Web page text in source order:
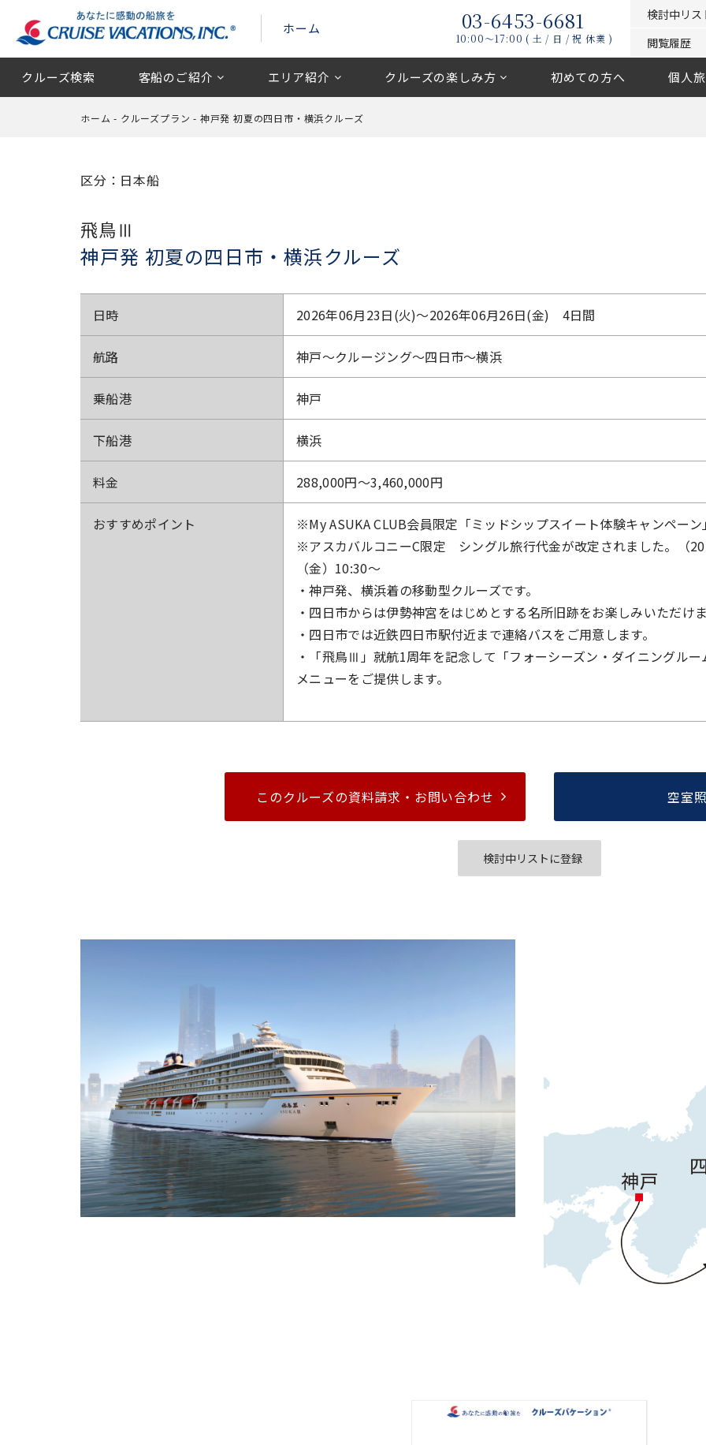
ホーム 03-6453-6681
10:00〜17:00 ( 土 / 日 / 祝 休業 )
検討中リス
閲覧履歴
クルーズ検索 客船のご紹介 エリア紹介 クルーズの楽しみ方 初めての方へ 個人
ホーム - クルーズプラン - 神戸発 初夏の四日市・横浜クルーズ
区分：日本船
飛鳥Ⅲ
神戸発 初夏の四日市・横浜クルーズ
日時 2026年06月23日(火)〜2026年06月26日(金) 4日間
航路 神戸～クルージング～四日市～横浜
乗船港 神戸
下船港 横浜
料金 288,000円〜3,460,000円
おすすめポイント
※My ASUKA CLUB会員限定「ミッドシップスイート体験キャンペー
※アスカバルコニーC限定 シングル旅行代金が改定されました。
（金）10:30～
・神戸発、横浜着の移動型クルーズです。
・四日市からは伊勢神宮をはじめとする名所旧跡をお楽しみいただけ
・四日市では近鉄四日市駅付近まで連絡バスをご用意します。
・「飛鳥Ⅲ」就航1周年を記念して「フォーシーズン・ダイニングル
メニューをご提供します。
このクルーズの資料請求・ お問い合わせ 空室
検討中リストに登録